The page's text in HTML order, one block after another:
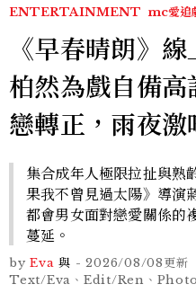
ENTERTAINMENT mc愛追
《早春晴朗》
柏然為戲自備
戀轉正，雨夜
集合成年人極限拉扯與熟
果我不曾見過太陽》導演
都會男女面對戀愛關係的
蔓延。
by Eva 與 -2026/08/08更新
Text/Eva、Edit/Ren、Photo/